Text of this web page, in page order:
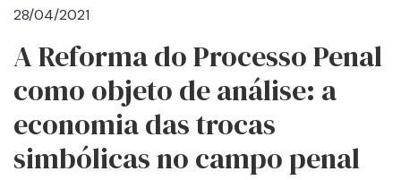
28/04/2021
A Reforma do Processo Penal
como objeto de análise: a
economia das trocas
simbólicas no campo penal